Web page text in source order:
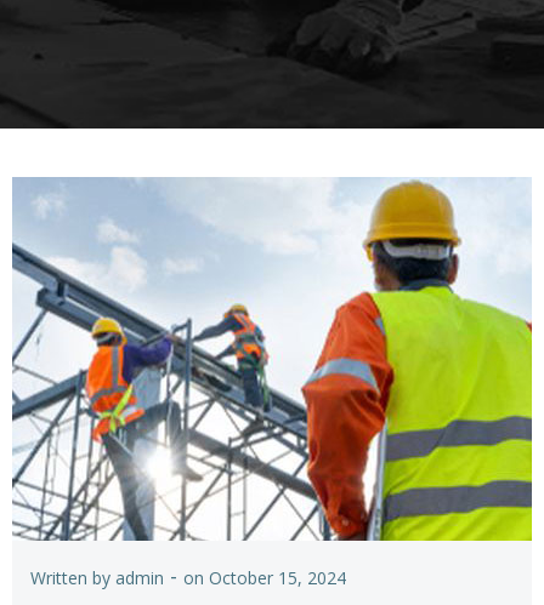
Written by admin - on October 15, 2024